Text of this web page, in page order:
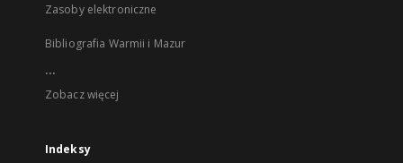
Zasoby elektroniczne
Bibliografia Warmii i Mazur
...
Zobacz więcej
Indeksy